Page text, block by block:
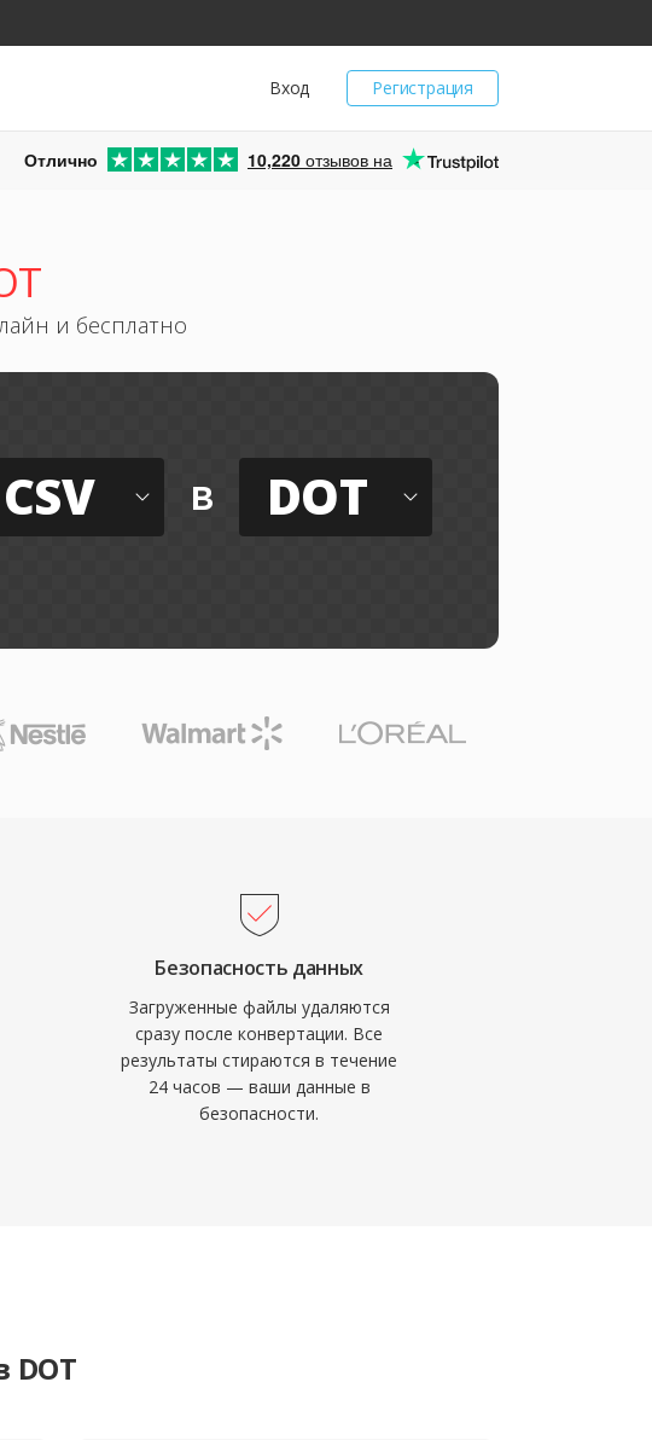
Регистрация
Вход
Отлично 10,220 отзывов на
и бесплатно
CSV в DOT
Безопасность данных
Загруженные файлы удаляются
сразу после конвертации. Все
результаты стираются в течение
24 часов — ваши данные в
безопасности.
DOT